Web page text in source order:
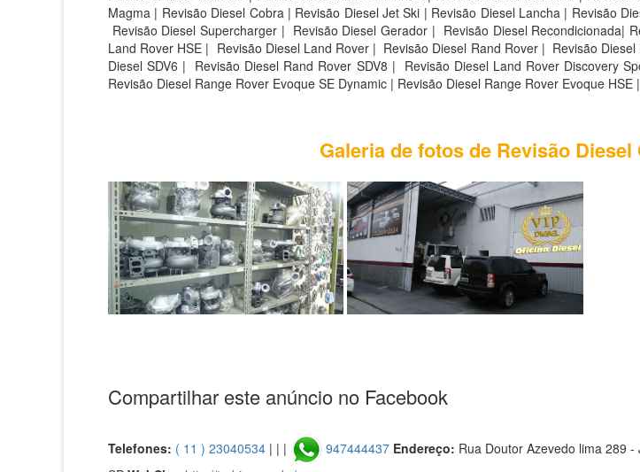
Magma | Revisão Diesel Cobra | Revisão Diesel Jet Ski | Revisão Diesel Lancha | Revisão
Revisão Diesel Supercharger | Revisão Diesel Gerador | Revisão Diesel Recondicionada|
Land Rover HSE | Revisão Diesel Land Rover | Revisão Diesel Rand Rover | Revisão
Diesel SDV6 | Revisão Diesel Rand Rover SDV8 | Revisão Diesel Land Rover Discovery
Revisão Diesel Range Rover Evoque SE Dynamic | Revisão Diesel Range Rover Evoque
Galeria de fotos de Revisão Diesel
Compartilhar este anúncio no Facebook
Telefones: ( 11 ) 23040534 | | | 947444437 Endereço: Rua Doutor Azevedo lima 289 -